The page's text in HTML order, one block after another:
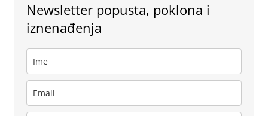
Newsletter popusta, poklona i
iznenađenja